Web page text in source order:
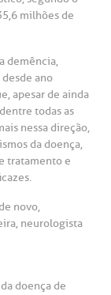
do
milhões de
demência,
ano
apesar de ainda
todas as
nessa direção,
da doença,
tratamento e
novo,
neurologista
doença de